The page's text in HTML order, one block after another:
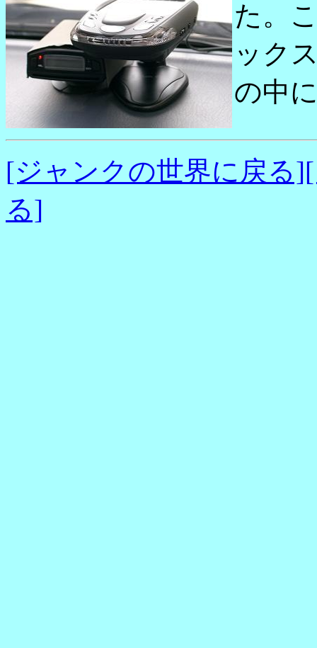
た。
ック
の中
[ジャンクの世界に戻る]
る]